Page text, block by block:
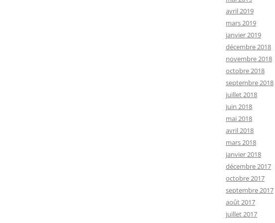
avril 2019
mars 2019
janvier 2019
décembre 2018
novembre 2018
octobre 2018
septembre 2018
juillet 2018
juin 2018
mai 2018
avril 2018
mars 2018
janvier 2018
décembre 2017
octobre 2017
septembre 2017
août 2017
juillet 2017